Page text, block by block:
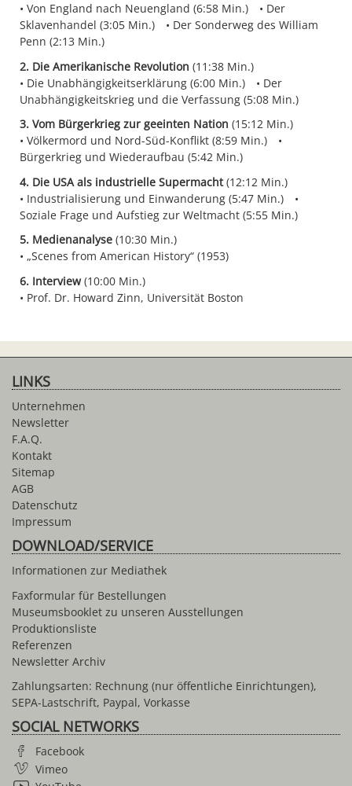
Von England nach Neuengland (6:58 Min.)
Der
Sklavenhandel (3:05 Min.)
Der Sonderweg des William
Penn (2:13 Min.)
2. Die Amerikanische Revolution (11:38 Min.)
Die Unabhängigkeitserklärung (6:00 Min.)
Der
Unabhängigkeitskrieg und die Verfassung (5:08 Min.)
3. Vom Bürgerkrieg zur geeinten Nation (15:12 Min.)
Völkermord und Nord-Süd-Konflikt (8:59 Min.)
Bürgerkrieg und Wiederaufbau (5:42 Min.)
4. Die USA als industrielle Supermacht(12:12 Min.)
Industrialisierung und Einwanderung (5:47 Min.)
Soziale Frage und Aufstieg zur Weltmacht (5:55 Min.)
5. Medienanalyse (10:30 Min.)
„Scenes from American History“ (1953)
6. Interview(10:00 Min.)
Prof. Dr. Howard Zinn, Universität Boston
LINKS
Unternehmen
Newsletter
F.A.Q.
Kontakt
Sitemap
AGB
Datenschutz
Impressum
DOWNLOAD/SERVICE
Informationen zur Mediathek
Faxformular für Bestellungen
Museumsbooklet zu unseren Ausstellungen
Produktionsliste
Referenzen
Newsletter Archiv
Zahlungsarten: Rechnung (nur öffentliche Einrichtungen),
SEPA-Lastschrift, Paypal, Vorkasse
SOCIAL NETWORKS
Facebook
Vimeo